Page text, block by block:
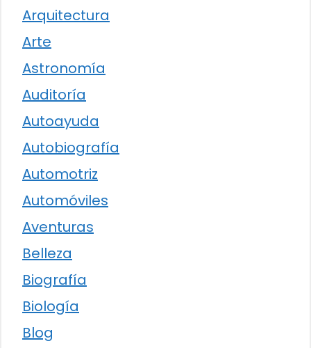
Arquitectura
Arte
Astronomía
Auditoría
Autoayuda
Autobiografía
Automotriz
Automóviles
Aventuras
Belleza
Biografía
Biología
Blog